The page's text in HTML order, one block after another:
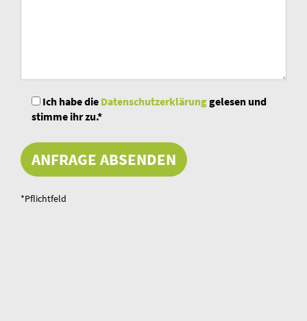
Ich habe die Datenschutzerklärunggelesen und
stimme ihr zu.*
lassen
Sie
dieses
Feld
*Pflichtfeld